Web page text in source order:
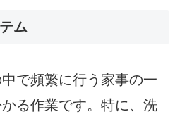
ム
で頻繁に行う家事の一
る作業です。特に、洗